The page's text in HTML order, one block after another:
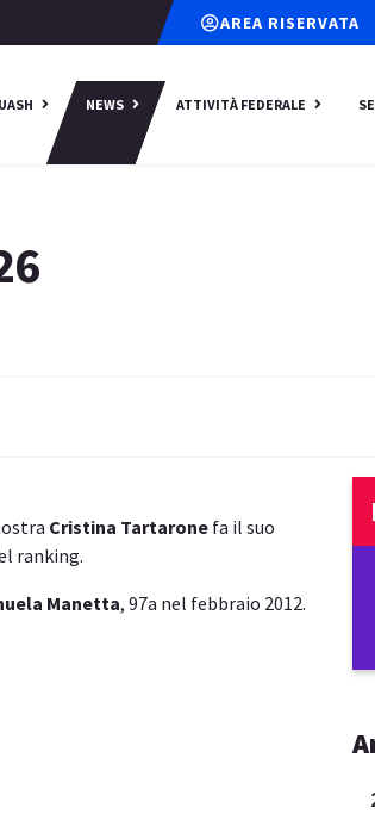
AREA RISERVATA
NEWS ATTIVITÀ FEDERALE
Cristina Tartarone fa il suo
ranking.
Manetta, 97a nel febbraio 2012.